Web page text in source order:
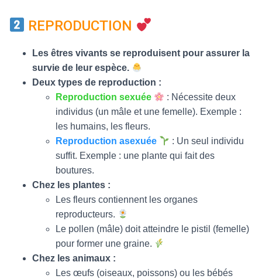
REPRODUCTION
Les êtres vivants se reproduisent pour assurer la
survie de leur espèce.
Deux types de reproduction :
Reproduction sexuée
: Nécessite deux
individus (un mâle et une femelle). Exemple :
les humains, les fleurs.
Reproduction asexuée
: Un seul individu
suffit. Exemple : une plante qui fait des
boutures.
Chez les plantes :
Les fleurs contiennent les organes
reproducteurs.
Le pollen (mâle) doit atteindre le pistil (femelle)
pour former une graine.
Chez les animaux :
Les œufs (oiseaux, poissons) ou les bébés